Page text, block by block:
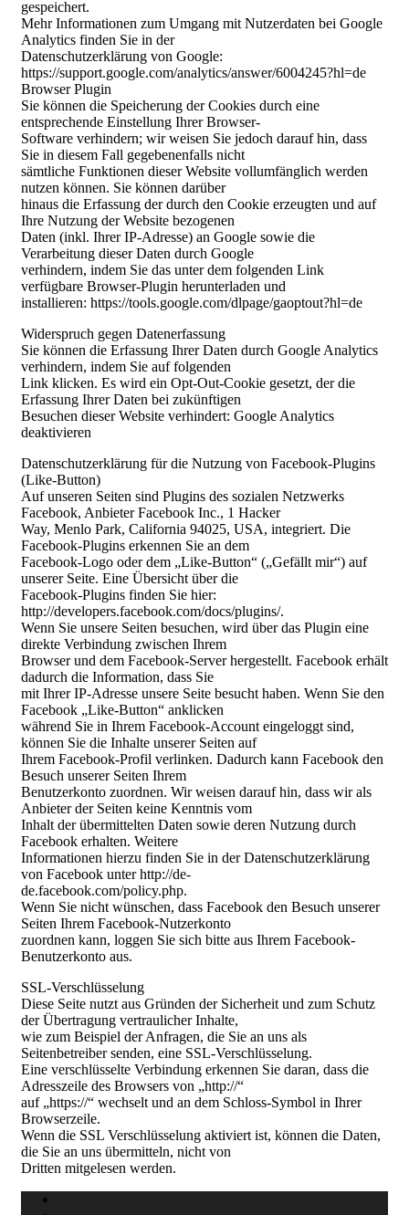
gespeichert.
Mehr Informationen zum Umgang mit Nutzerdaten bei Google
Analytics finden Sie in der
Datenschutzerklärung von Google:
https://support.google.com/analytics/answer/6004245?hl=de
Browser Plugin
Sie können die Speicherung der Cookies durch eine
entsprechende Einstellung Ihrer Browser-
Software verhindern; wir weisen Sie jedoch darauf hin, dass
Sie in diesem Fall gegebenenfalls nicht
sämtliche Funktionen dieser Website vollumfänglich werden
nutzen können. Sie können darüber
hinaus die Erfassung der durch den Cookie erzeugten und auf
Ihre Nutzung der Website bezogenen
Daten (inkl. Ihrer IP-Adresse) an Google sowie die
Verarbeitung dieser Daten durch Google
verhindern, indem Sie das unter dem folgenden Link
verfügbare Browser-Plugin herunterladen und
installieren: https://tools.google.com/dlpage/gaoptout?hl=de
Widerspruch gegen Datenerfassung
Sie können die Erfassung Ihrer Daten durch Google Analytics
verhindern, indem Sie auf folgenden
Link klicken. Es wird ein Opt-Out-Cookie gesetzt, der die
Erfassung Ihrer Daten bei zukünftigen
Besuchen dieser Website verhindert: Google Analytics
deaktivieren
Datenschutzerklärung für die Nutzung von Facebook-Plugins
(Like-Button)
Auf unseren Seiten sind Plugins des sozialen Netzwerks
Facebook, Anbieter Facebook Inc., 1 Hacker
Way, Menlo Park, California 94025, USA, integriert. Die
Facebook-Plugins erkennen Sie an dem
Facebook-Logo oder dem „Like-Button“ („Gefällt mir“) auf
unserer Seite. Eine Übersicht über die
Facebook-Plugins finden Sie hier:
http://developers.facebook.com/docs/plugins/.
Wenn Sie unsere Seiten besuchen, wird über das Plugin eine
direkte Verbindung zwischen Ihrem
Browser und dem Facebook-Server hergestellt. Facebook erhält
dadurch die Information, dass Sie
mit Ihrer IP-Adresse unsere Seite besucht haben. Wenn Sie den
Facebook „Like-Button“ anklicken
während Sie in Ihrem Facebook-Account eingeloggt sind,
können Sie die Inhalte unserer Seiten auf
Ihrem Facebook-Profil verlinken. Dadurch kann Facebook den
Besuch unserer Seiten Ihrem
Benutzerkonto zuordnen. Wir weisen darauf hin, dass wir als
Anbieter der Seiten keine Kenntnis vom
Inhalt der übermittelten Daten sowie deren Nutzung durch
Facebook erhalten. Weitere
Informationen hierzu finden Sie in der Datenschutzerklärung
von Facebook unter http://de-
de.facebook.com/policy.php.
Wenn Sie nicht wünschen, dass Facebook den Besuch unserer
Seiten Ihrem Facebook-Nutzerkonto
zuordnen kann, loggen Sie sich bitte aus Ihrem Facebook-
Benutzerkonto aus.
SSL-Verschlüsselung
Diese Seite nutzt aus Gründen der Sicherheit und zum Schutz
der Übertragung vertraulicher Inhalte,
wie zum Beispiel der Anfragen, die Sie an uns als
Seitenbetreiber senden, eine SSL-Verschlüsselung.
Eine verschlüsselte Verbindung erkennen Sie daran, dass die
Adresszeile des Browsers von „http://“
auf „https://“ wechselt und an dem Schloss-Symbol in Ihrer
Browserzeile.
Wenn die SSL Verschlüsselung aktiviert ist, können die Daten,
die Sie an uns übermitteln, nicht von
Dritten mitgelesen werden.